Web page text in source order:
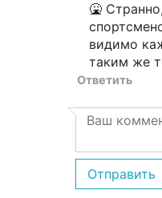
🤮
видимо
таким же
Ответить
Отправить